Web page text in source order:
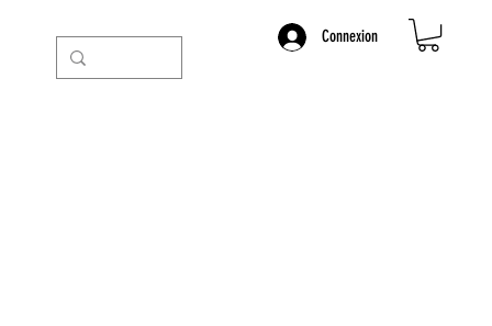
Connexion